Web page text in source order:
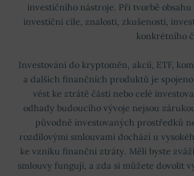
investičního nástroje. Při tvorbě
investiční cíle, znalosti, zkušenosti,
konkrétního
Investování do kryptoměn, akcií, ETF,
a dalších finančních produktů je
vést ke ztrátě části nebo celé
odhady budoucího vývoje nejsou
původně investovaných prostředků
rozdílovými smlouvami dochází u
ke vzniku finanční ztráty. Měli byste
smlouvy fungují, a zda si můžete dovolit